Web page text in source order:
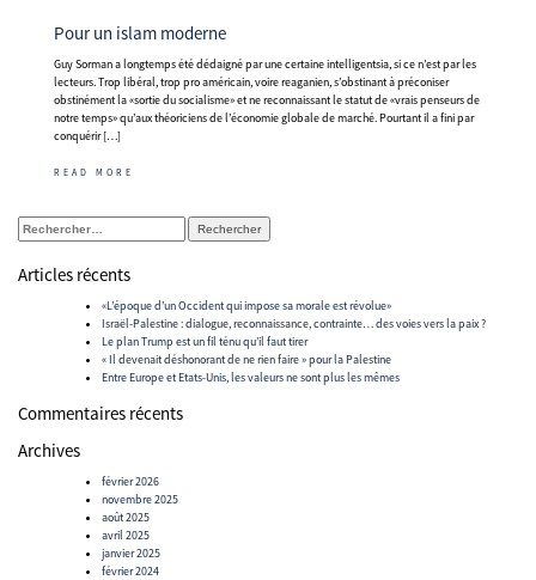
Pour un islam moderne
Guy Sorman a longtemps été dédaigné par une certaine intelligentsia, si ce n’est par les
lecteurs. Trop libéral, trop pro américain, voire reaganien, s’obstinant à préconiser
obstinément la «sortie du socialisme» et ne reconnaissant le statut de «vrais penseurs de
notre temps» qu’aux théoriciens de l’économie globale de marché. Pourtant il a fini par
conquérir […]
READ MORE
Rechercher :
Articles récents
«L’époque d’un Occident qui impose sa morale est révolue»
Israël-Palestine : dialogue, reconnaissance, contrainte… des voies vers la paix ?
Le plan Trump est un fil ténu qu’il faut tirer
« Il devenait déshonorant de ne rien faire » pour la Palestine
Entre Europe et Etats-Unis, les valeurs ne sont plus les mêmes
Commentaires récents
Archives
février 2026
novembre 2025
août 2025
avril 2025
janvier 2025
février 2024